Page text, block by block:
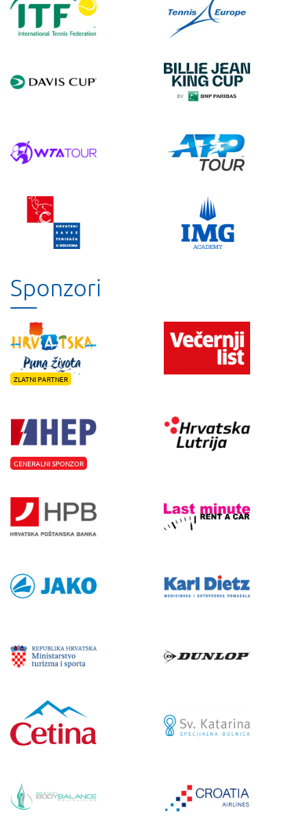
Sponzori
ZLATNI PARTNER
GENERALNI SPONZOR